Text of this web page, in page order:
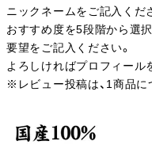
ニックネームをご記入くだ
おすすめ度を5段階から選
要望をご記入ください。
よろしければプロフィール
※レビュー投稿は、1商品に